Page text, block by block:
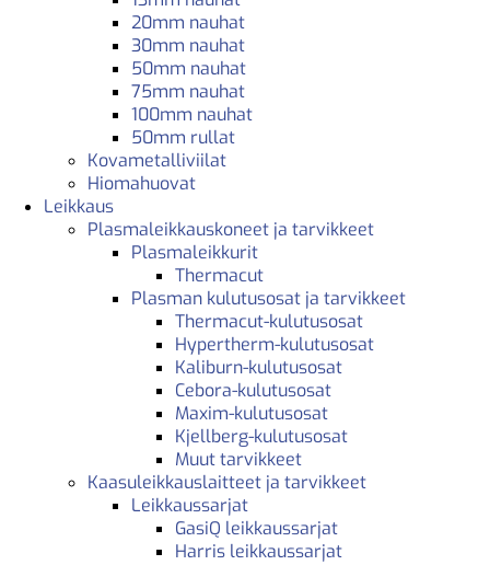
20mm nauhat
30mm nauhat
50mm nauhat
75mm nauhat
100mm nauhat
50mm rullat
Kovametalliviilat
Hiomahuovat
Leikkaus
Plasmaleikkauskoneet ja tarvikkeet
Plasmaleikkurit
Thermacut
Plasman kulutusosat ja tarvikkeet
Thermacut-kulutusosat
Hypertherm-kulutusosat
Kaliburn-kulutusosat
Cebora-kulutusosat
Maxim-kulutusosat
Kjellberg-kulutusosat
Muut tarvikkeet
Kaasuleikkauslaitteet ja tarvikkeet
Leikkaussarjat
GasiQ leikkaussarjat
Harris leikkaussarjat